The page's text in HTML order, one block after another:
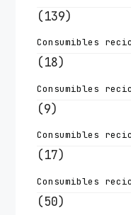
(139)
Consumibles
(18)
Consumibles
(9)
Consumibles
(17)
Consumibles
(50)